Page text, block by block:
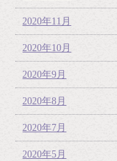
2020年11月
2020年10月
2020年9月
2020年8月
2020年7月
2020年5月